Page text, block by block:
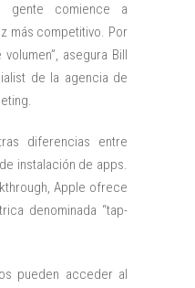
gente comience a
más competitivo. Por
asegura Bill
de la agencia de
diferencias entre
instalación de apps.
Apple ofrece
denominada “tap-
pueden acceder al